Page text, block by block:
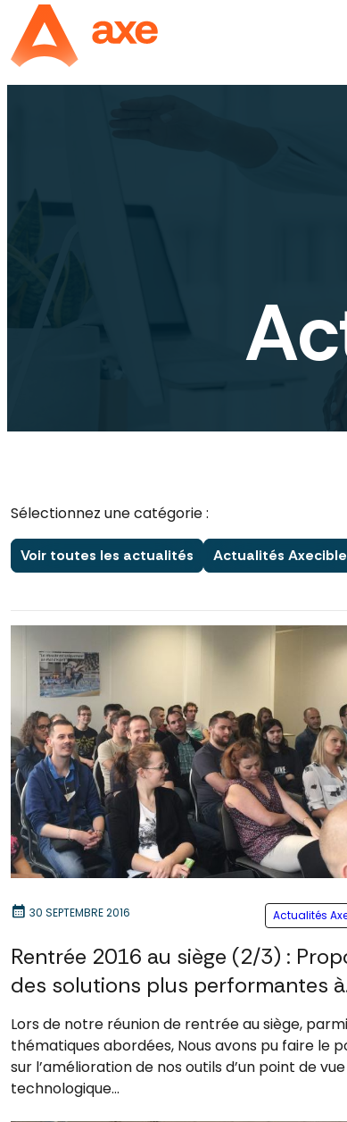
Sélectionnez une catégorie :
Voir toutes les actualités Actualités
calendar_month 30 SEPTEMBRE 2016 Actualités
Rentrée 2016 au siège (2/3) :
des solutions plus performantes à
plus bas prix
Lors de notre réunion de rentrée au siège,
thématiques abordées, Nous avons pu faire le
sur l’amélioration de nos outils d’un point de vue
technologique...
Panneau de gestion des cookies